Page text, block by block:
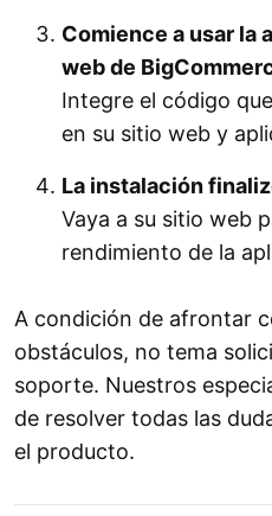
Comience a usar la
web de
Integre el código
en su sitio web y
La instalación
Vaya a su sitio web
rendimiento de la
A condición de afrontar
obstáculos, no tema
soporte. Nuestros
de resolver todas las
el producto.